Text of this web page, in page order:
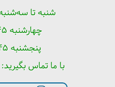
شنبه تا سه‌شنبه ۸:۴۵ تا
چهارشنبه ۸:۴۵ تا ۱۹:۰۰
پنجشنبه ۸:۴۵ تا ۱۶:۰۰
با ما تماس بگیرید: